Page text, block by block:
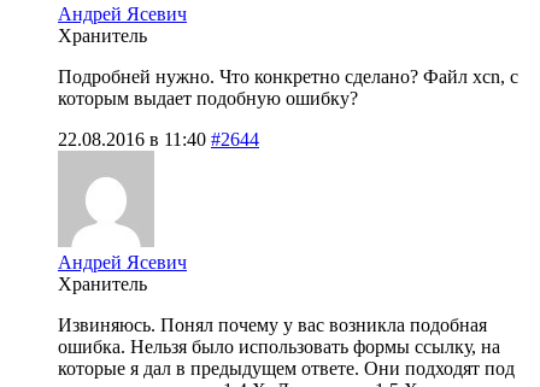
Андрей Ясевич
Хранитель
Подробней нужно. Что конкретно сделано? Файл xcn, с
которым выдает подобную ошибку?
22.08.2016 в 11:40 #2644
Андрей Ясевич
Хранитель
Извиняюсь. Понял почему у вас возникла подобная
ошибка. Нельзя было использовать формы ссылку, на
которые я дал в предыдущем ответе. Они подходят под